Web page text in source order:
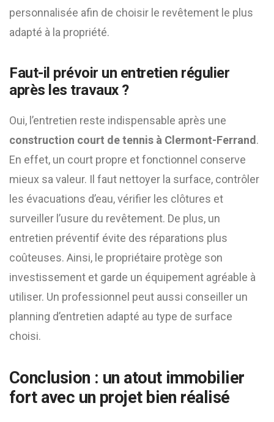
personnalisée afin de choisir le revêtement le plus
adapté à la propriété.
Faut-il prévoir un entretien régulier
après les travaux ?
Oui, l’entretien reste indispensable après une
construction court de tennis à Clermont-Ferrand .
En effet, un court propre et fonctionnel conserve
mieux sa valeur. Il faut nettoyer la surface, contrôler
les évacuations d’eau, vérifier les clôtures et
surveiller l’usure du revêtement. De plus, un
entretien préventif évite des réparations plus
coûteuses. Ainsi, le propriétaire protège son
investissement et garde un équipement agréable à
utiliser. Un professionnel peut aussi conseiller un
planning d’entretien adapté au type de surface
choisi.
Conclusion : un atout immobilier
fort avec un projet bien réalisé